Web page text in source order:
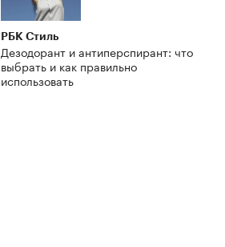
РБК Стиль
Дезодорант и антиперспирант: что
выбрать и как правильно
использовать